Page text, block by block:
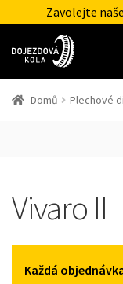
Zavolejte
Domů Plechové
Vivaro II
Každá